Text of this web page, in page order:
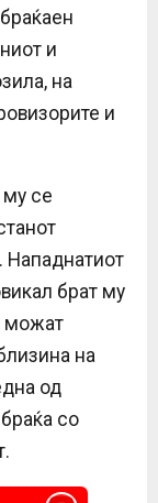
и
на
и
се
Нападнатиот
брат му
можат
на
од
со